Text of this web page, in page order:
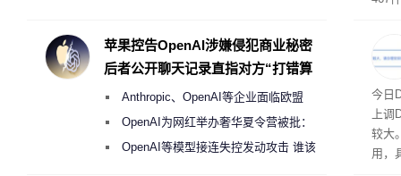
将
今日
上
较大
用，
度
苹果控告OpenAI涉嫌侵犯商业秘密
后者公开聊天记录直指对方“打错算
Anthropic、OpenAI等企业面临欧盟
《人工智能法案》全新执法权限审查
OpenAI为网红举办奢华夏令营被批：
2000美元一晚 遭讽“反乌托邦”
OpenAI等模型接连失控发动攻击 谁该